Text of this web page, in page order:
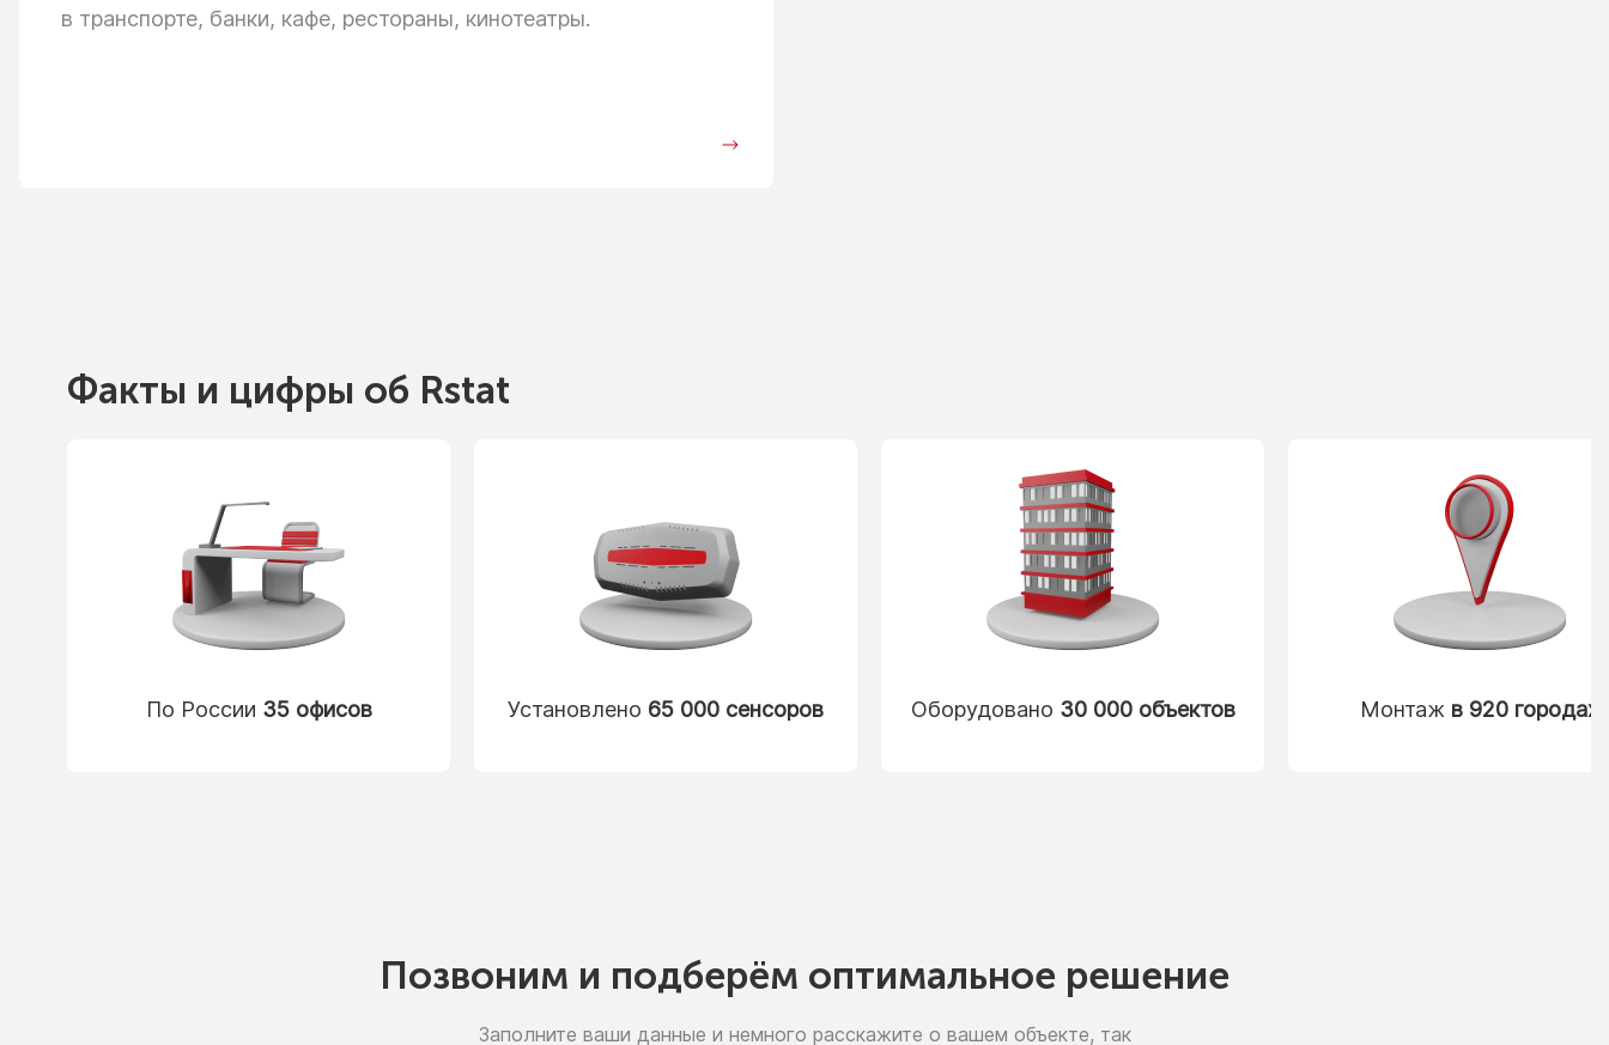
в транспорте, банки, кафе, рестораны, кинотеатры.
Факты и цифры об Rstat
По России 35 офисов Установлено 65 000 сенсоров Оборудовано 30 000 объектов Монтаж в 920 городах
Позвоним и подберём оптимальное решение
Заполните ваши данные и немного расскажите о вашем объекте, так